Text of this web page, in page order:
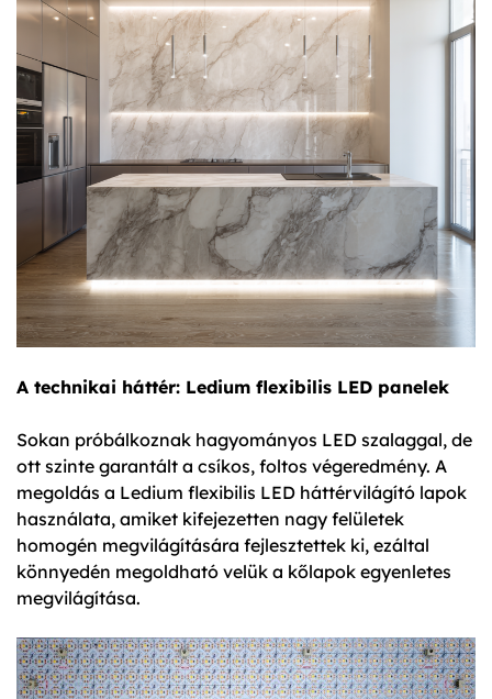
A technikai háttér: Ledium flexibilis LED panelek
Sokan próbálkoznak hagyományos LED szalaggal, de
ott szinte garantált a csíkos, foltos végeredmény. A
megoldás a Ledium flexibilis LED háttérvilágító lapok
használata, amiket kifejezetten nagy felületek
homogén megvilágítására fejlesztettek ki, ezáltal
könnyedén megoldható velük a kőlapok egyenletes
megvilágítása.